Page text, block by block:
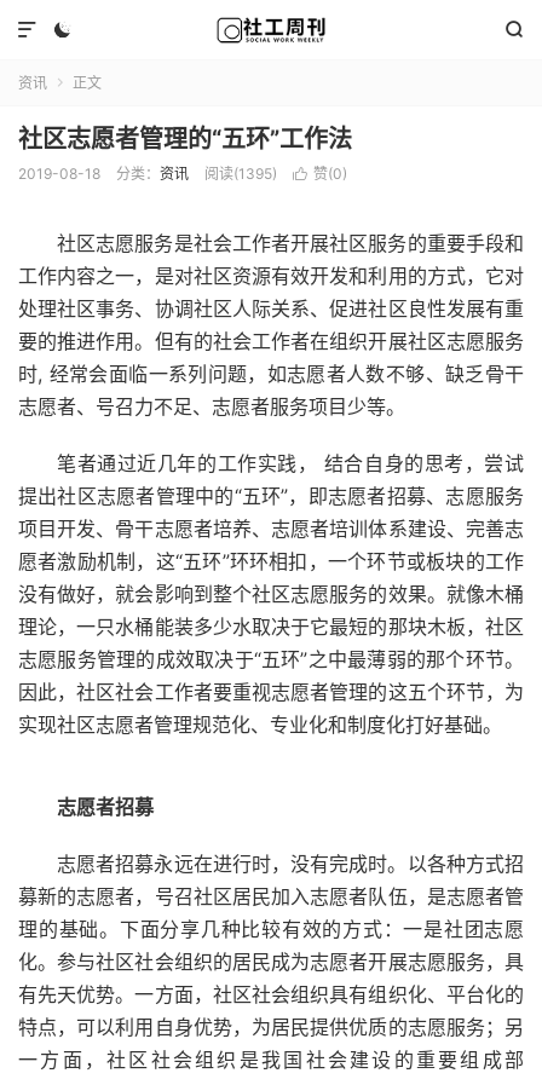
 

资讯  正文
社区志愿者管理的“五环”工作法
2019-08-18 分类： 资讯 阅读(1395)  赞(0)
社区志愿服务是社会工作者开展社区服务的重要手段和
工作内容之一，是对社区资源有效开发和利用的方式，它对
处理社区事务、协调社区人际关系、促进社区良性发展有重
要的推进作用。但有的社会工作者在组织开展社区志愿服务
时, 经常会面临一系列问题，如志愿者人数不够、缺乏骨干
志愿者、号召力不足、志愿者服务项目少等。
笔者通过近几年的工作实践， 结合自身的思考，尝试
提出社区志愿者管理中的“五环”，即志愿者招募、志愿服务
项目开发、骨干志愿者培养、志愿者培训体系建设、完善志
愿者激励机制，这“五环”环环相扣，一个环节或板块的工作
没有做好，就会影响到整个社区志愿服务的效果。就像木桶
理论，一只水桶能装多少水取决于它最短的那块木板，社区
志愿服务管理的成效取决于“五环”之中最薄弱的那个环节。
因此，社区社会工作者要重视志愿者管理的这五个环节，为
实现社区志愿者管理规范化、专业化和制度化打好基础。
志愿者招募
志愿者招募永远在进行时，没有完成时。以各种方式招
募新的志愿者，号召社区居民加入志愿者队伍，是志愿者管
理的基础。下面分享几种比较有效的方式：一是社团志愿
化。参与社区社会组织的居民成为志愿者开展志愿服务，具
有先天优势。一方面，社区社会组织具有组织化、平台化的
特点，可以利用自身优势，为居民提供优质的志愿服务；另
一方面，社区社会组织是我国社会建设的重要组成部